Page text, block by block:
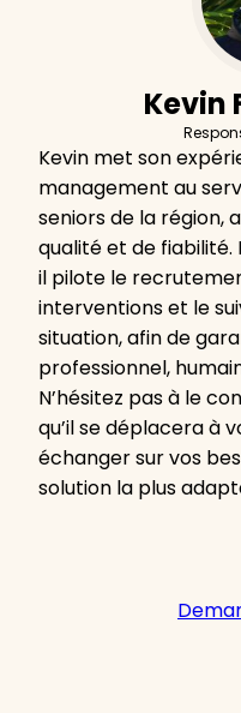
Kevin
Kevin met son
management au
seniors de la région,
qualité et de
il pilote le
interventions et le
situation, afin de
professionnel,
N’hésitez pas à le
qu’il se déplacera à
échanger sur vos
solution la plus